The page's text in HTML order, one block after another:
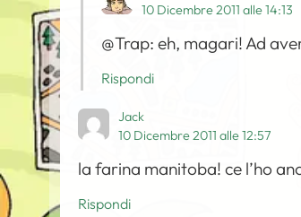
10 Dicembre 2011 alle 14:13
@Trap: eh, magari! Ad
Rispondi
Jack
10 Dicembre 2011 alle 12:57
la farina manitoba! ce l’ho
Rispondi